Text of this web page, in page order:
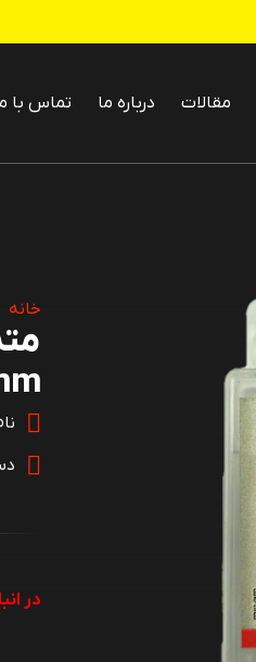
مقالات درباره ما تماس با
خانه
در